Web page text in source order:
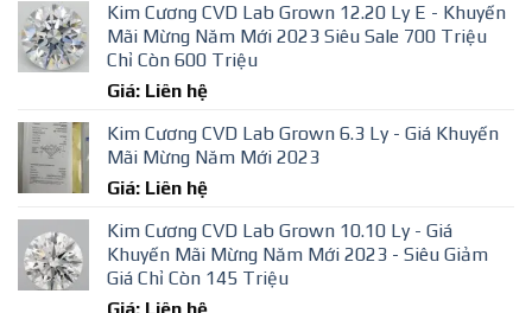
Kim Cương CVD Lab Grown 12.20 Ly E - Khuyến
Mãi Mừng Năm Mới 2023 Siêu Sale 700 Triệu
Chỉ Còn 600 Triệu
Giá: Liên hệ
Kim Cương CVD Lab Grown 6.3 Ly - Giá Khuyến
Mãi Mừng Năm Mới 2023
Giá: Liên hệ
Kim Cương CVD Lab Grown 10.10 Ly - Giá
Khuyến Mãi Mừng Năm Mới 2023 - Siêu Giảm
Giá Chỉ Còn 145 Triệu